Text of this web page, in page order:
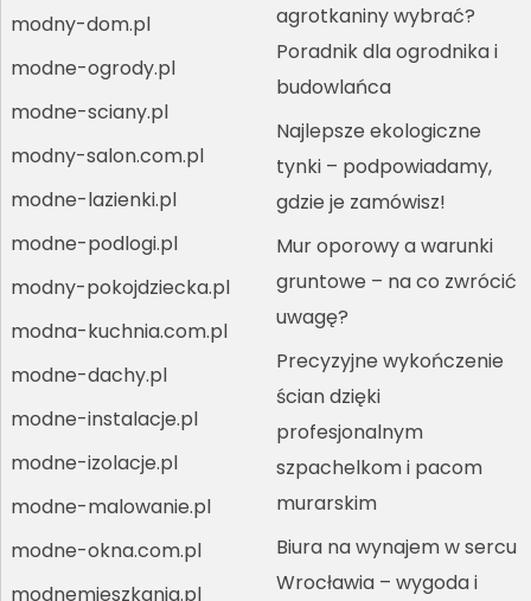
modny-dom.pl
modne-ogrody.pl
modne-sciany.pl
modny-salon.com.pl
modne-lazienki.pl
modne-podlogi.pl
modny-pokojdziecka.pl
modna-kuchnia.com.pl
modne-dachy.pl
modne-instalacje.pl
modne-izolacje.pl
modne-malowanie.pl
modne-okna.com.pl
modnemieszkania.pl
agrotkaniny wybrać?
Poradnik dla ogrodnika i
budowlańca
Najlepsze ekologiczne
tynki – podpowiadamy,
gdzie je zamówisz!
Mur oporowy a warunki
gruntowe – na co zwrócić
uwagę?
Precyzyjne wykończenie
ścian dzięki
profesjonalnym
szpachelkom i pacom
murarskim
Biura na wynajem w sercu
Wrocławia – wygoda i